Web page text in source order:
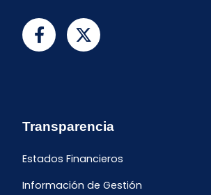
Transparencia
Estados Financieros
Información de Gestión